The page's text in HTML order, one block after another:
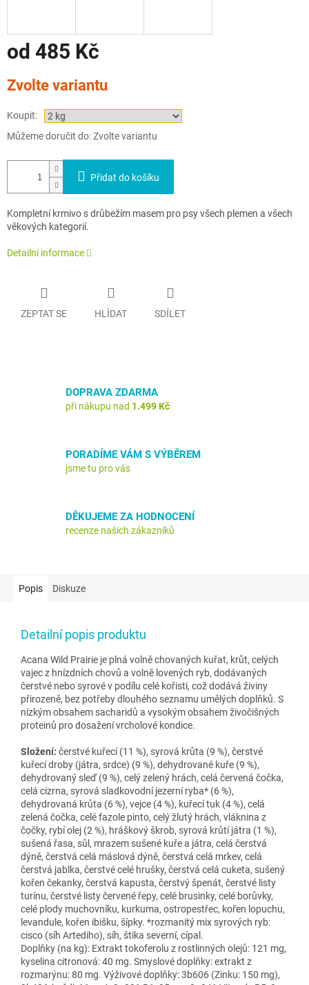
od 485 Kč
cena:
Zvolte variantu
Koupit:
Můžeme doručit do:Zvolte variantu
Přidat do košíku
Kompletní krmivo s drůbežím masem pro psy všech plemen a všech
věkových kategorií.
Detailní informace
ZEPTAT SE HLÍDAT SDÍLET
DOPRAVA ZDARMA
při nákupu nad 1.499 Kč
PORADÍME VÁM S VÝBĚREM
jsme tu pro vás
DĚKUJEME ZA HODNOCENÍ
recenze našich zákazníků
Popis Diskuze
Detailní popis produktu
Acana Wild Prairie je plná volně chovaných kuřat, krůt, celých
vajec z hnízdních chovů a volně lovených ryb, dodávaných
čerstvé nebo syrové v podílu celé kořisti, což dodává živiny
přirozeně, bez potřeby dlouhého seznamu umělých doplňků. S
nízkým obsahem sacharidů a vysokým obsahem živočišných
proteinů pro dosažení vrcholové kondice.
Složení: čerstvé kuřecí (11 %), syrová krůta (9 %), čerstvé
kuřecí droby (játra, srdce) (9 %), dehydrované kuře (9 %),
dehydrovaný sleď (9 %), celý zelený hrách, celá červená čočka,
celá cizrna, syrová sladkovodní jezerní ryba* (6 %),
dehydrovaná krůta (6 %), vejce (4 %), kuřecí tuk (4 %), celá
zelená čočka, celé fazole pinto, celý žlutý hrách, vláknina z
čočky, rybí olej (2 %), hráškový škrob, syrová krůtí játra (1 %),
sušená řasa, sůl, mrazem sušené kuře a játra, celá čerstvá
dýně, čerstvá celá máslová dýně, čerstvá celá mrkev, celá
čerstvá jablka, čerstvé celé hrušky, čerstvá celá cuketa, sušený
kořen čekanky, čerstvá kapusta, čerstvý špenát, čerstvé listy
turínu, čerstvé listy červené řepy, celé brusinky, celé borůvky,
celé plody muchovníku, kurkuma, ostropestřec, kořen lopuchu,
levandule, kořen ibišku, šípky. *rozmanitý mix syrových ryb:
cisco (síh Artediho), síh, štika severní, cípal.
Doplňky (na kg): Extrakt tokoferolu z rostlinných olejů: 121 mg,
kyselina citronová: 40 mg. Smyslové doplňky: extrakt z
rozmarýnu: 80 mg. Výživové doplňky: 3b606 (Zinku: 150 mg),